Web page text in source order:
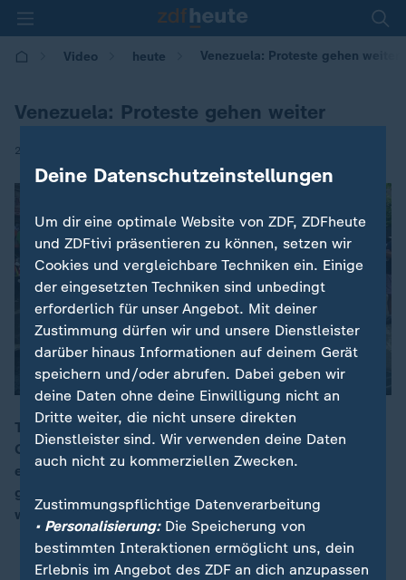
Video heute Venezuela: Proteste gehen weiter
Venezuela: Proteste gehen weiter
29.07.2017 | 10:58
00:05
Trotz Präsident Maduros Demonstrationsverbot und
Gefängnisdrohungen, lassen sich die Protestler nicht
einschüchtern und blockieren weiter Straßen. Die
geplante Verfassungsreform Maduros würde ihm
weitreichende Befugnisse erteilen.
Deine Datenschutzeinstellungen
Um dir eine optimale Website von ZDF, ZDFheute
und ZDFtivi präsentieren zu können, setzen wir
Cookies und vergleichbare Techniken ein. Einige
der eingesetzten Techniken sind unbedingt
erforderlich für unser Angebot. Mit deiner
Zustimmung dürfen wir und unsere Dienstleister
darüber hinaus Informationen auf deinem Gerät
speichern und/oder abrufen. Dabei geben wir
deine Daten ohne deine Einwilligung nicht an
Dritte weiter, die nicht unsere direkten
Dienstleister sind. Wir verwenden deine Daten
auch nicht zu kommerziellen Zwecken.
Zustimmungspflichtige Datenverarbeitung
• Personalisierung:Die Speicherung von
bestimmten Interaktionen ermöglicht uns, dein
Erlebnis im Angebot des ZDF an dich anzupassen